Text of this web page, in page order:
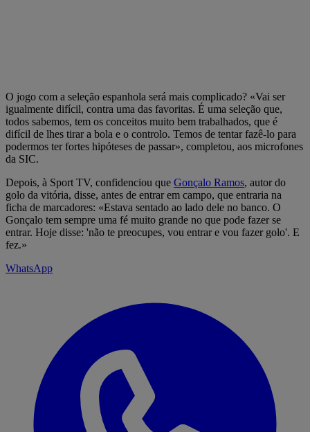
O jogo com a seleção espanhola será mais complicado? «Vai ser
igualmente difícil, contra uma das favoritas. É uma seleção que,
todos sabemos, tem os conceitos muito bem trabalhados, que é
difícil de lhes tirar a bola e o controlo. Temos de tentar fazê-lo para
podermos ter fortes hipóteses de passar», completou, aos microfones
da SIC.
Depois, à Sport TV, confidenciou que Gonçalo Ramos, autor do
golo da vitória, disse, antes de entrar em campo, que entraria na
ficha de marcadores: «Estava sentado ao lado dele no banco. O
Gonçalo tem sempre uma fé muito grande no que pode fazer se
entrar. Hoje disse: 'não te preocupes, vou entrar e vou fazer golo'. E
fez.»
WhatsApp